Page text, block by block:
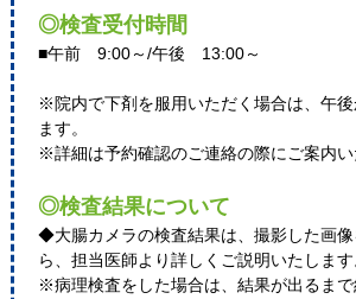
◎検査受付時間
■午前 9:00～/午後 13:00～
※院内で下剤を服用いただく場合は、午後
ます。
※詳細は予約確認のご連絡の際にご案内い
◎検査結果について
◆大腸カメラの検査結果は、撮影した画
ら、担当医師より詳しくご説明いたします
※病理検査をした場合は、結果が出るま